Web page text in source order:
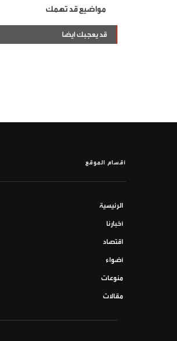
مواضيع قد تهمك
قد يعجبك ايضا
أقسام الموقع
الرئيسية
أخبارنا
اقتصاد
أضواء
منوعات
مقالات